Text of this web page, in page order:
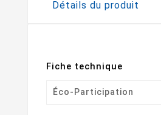
Détails du produit
Fiche technique
Éco-Participation